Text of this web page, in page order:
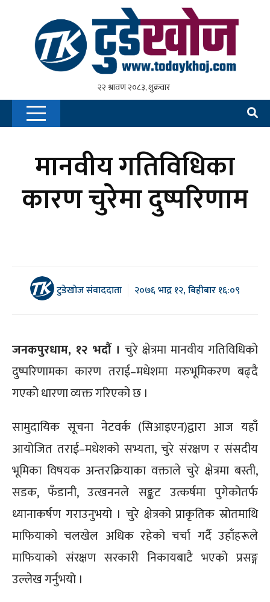
मानवीय गतिविधिका
कारण चुरेमा दुष्परिणाम
टुडेखोज संवाददाता २०७६ भाद्र १२, बिहीबार १६:०९
जनकपुरधाम, १२ भदौं ।चुरे क्षेत्रमा मानवीय गतिविधिको
दुष्परिणामका कारण तराई–मधेशमा मरुभूमिकरण बढ्दै
गएको धारणा व्यक्त गरिएको छ ।
सामुदायिक सूचना नेटवर्क (सिआइएन)द्वारा आज यहाँ
आयोजित तराई–मधेशको सभ्यता, चुरे संरक्षण र संसदीय
भूमिका विषयक अन्तरक्रियाका वक्ताले चुरे क्षेत्रमा बस्ती,
सडक, फँडानी, उत्खननले सङ्कट उत्कर्षमा पुगेकोतर्फ
ध्यानाकर्षण गराउनुभयो । चुरे क्षेत्रको प्राकृतिक स्रोतमाथि
माफियाको चलखेल अधिक रहेको चर्चा गर्दै उहाँहरूले
माफियाको संरक्षण सरकारी निकायबाटै भएको प्रसङ्ग
उल्लेख गर्नुभयो ।